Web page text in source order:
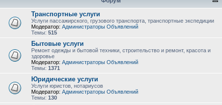
Транспортные услуги
Услуги пассажирского, грузового транспорта, транспортные экспедиции
Модератор: Администраторы Объявлений
Темы: 515
Бытовые услуги
Ремонт одежды и бытовой техники, строительство и ремонт, красота и
здоровье
Модератор: Администраторы Объявлений
Темы: 1371
Юридические услуги
Услуги юристов, нотариусов
Модератор: Администраторы Объявлений
Темы: 130